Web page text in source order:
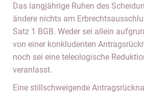
Das langjährige Ruhen des
ändere nichts am
Satz 1 BGB. Weder sei allein
von einer konkludenten
noch sei eine teleologische
veranlasst.
Eine stillschweigende